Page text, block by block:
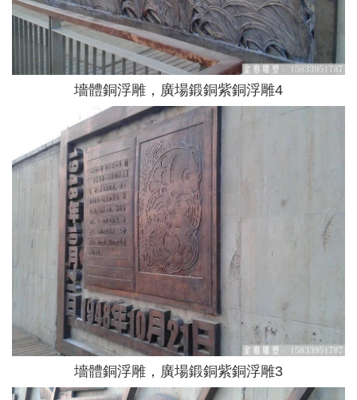
墻體銅浮雕，廣場鍛銅紫銅浮雕4
墻體銅浮雕，廣場鍛銅紫銅浮雕3